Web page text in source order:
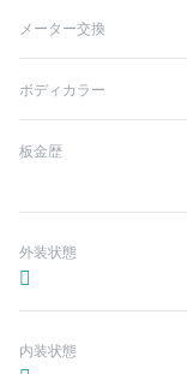
メーター交換
ボディカラー
板金歴
外装状態
内装状態